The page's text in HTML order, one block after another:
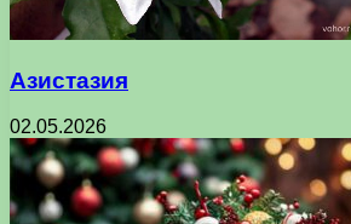
Азистазия
02.05.2026